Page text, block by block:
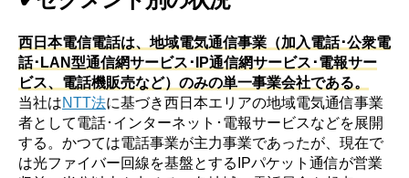
西日本電信電話は、地域電気通信事業（加入電話･公衆電
話･LAN型通信網サービス･IP通信網サービス･電報サー
ビス、電話機販売など）のみの単一事業会社である。
当社はNTT法に基づき西日本エリアの地域電気通信事業
者として電話･インターネット･電報サービスなどを展開
する。かつては電話事業が主力事業であったが、現在で
は光ファイバー回線を基盤とするIPパケット通信が営業